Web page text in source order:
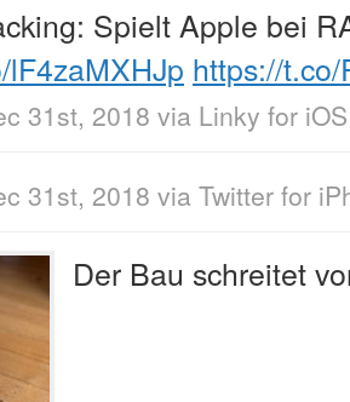
Spielt Apple bei
https://
31st, 2018 via Linky for iOS
31st, 2018 via Twitter for
Der Bau schreitet